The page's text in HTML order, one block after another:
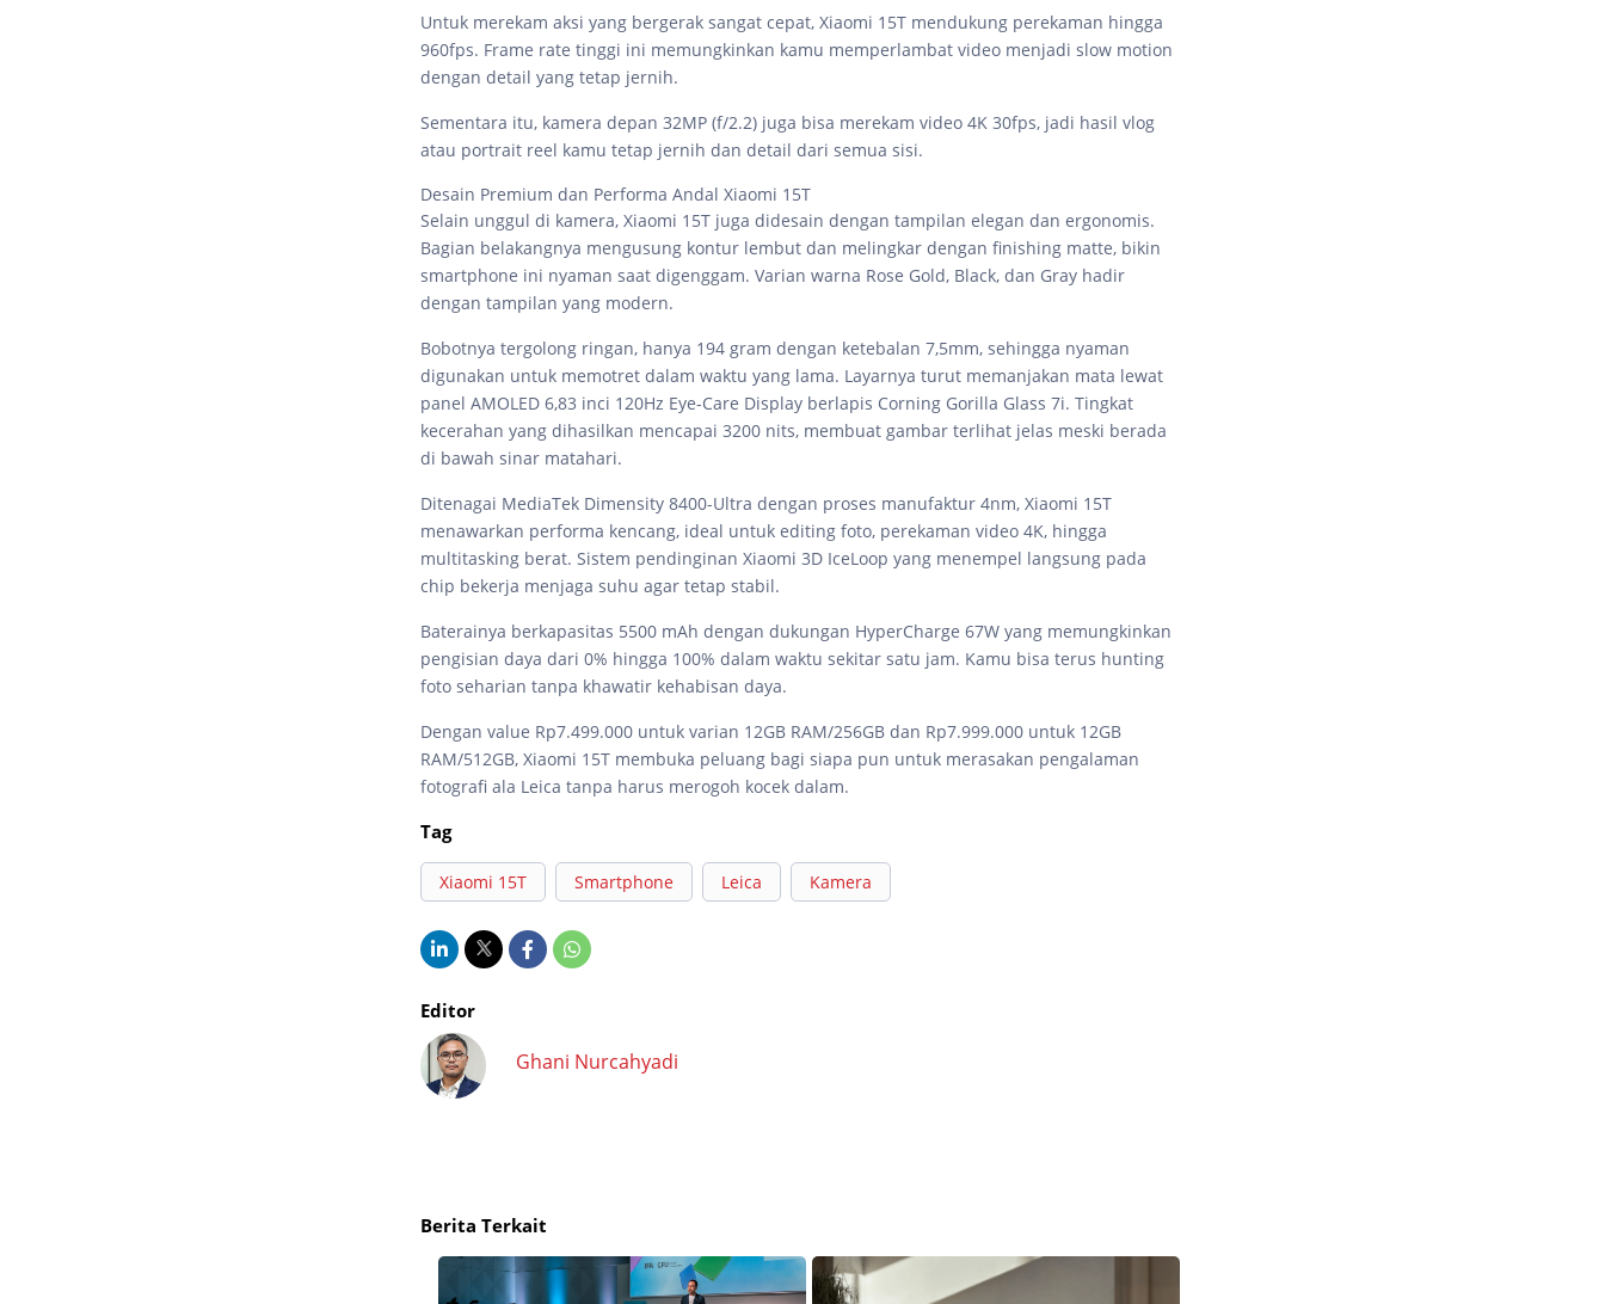
Untuk merekam aksi yang bergerak sangat cepat, Xiaomi 15T mendukung perekaman hingga
960fps. Frame rate tinggi ini memungkinkan kamu memperlambat video menjadi slow motion
dengan detail yang tetap jernih.
Sementara itu, kamera depan 32MP (f/2.2) juga bisa merekam video 4K 30fps, jadi hasil vlog
atau portrait reel kamu tetap jernih dan detail dari semua sisi.
Desain Premium dan Performa Andal Xiaomi 15T
Selain unggul di kamera, Xiaomi 15T juga didesain dengan tampilan elegan dan ergonomis.
Bagian belakangnya mengusung kontur lembut dan melingkar dengan finishing matte, bikin
smartphone ini nyaman saat digenggam. Varian warna Rose Gold, Black, dan Gray hadir
dengan tampilan yang modern.
Bobotnya tergolong ringan, hanya 194 gram dengan ketebalan 7,5mm, sehingga nyaman
digunakan untuk memotret dalam waktu yang lama. Layarnya turut memanjakan mata lewat
panel AMOLED 6,83 inci 120Hz Eye-Care Display berlapis Corning Gorilla Glass 7i. Tingkat
kecerahan yang dihasilkan mencapai 3200 nits, membuat gambar terlihat jelas meski berada
di bawah sinar matahari.
Ditenagai MediaTek Dimensity 8400-Ultra dengan proses manufaktur 4nm, Xiaomi 15T
menawarkan performa kencang, ideal untuk editing foto, perekaman video 4K, hingga
multitasking berat. Sistem pendinginan Xiaomi 3D IceLoop yang menempel langsung pada
chip bekerja menjaga suhu agar tetap stabil.
Baterainya berkapasitas 5500 mAh dengan dukungan HyperCharge 67W yang memungkinkan
pengisian daya dari 0% hingga 100% dalam waktu sekitar satu jam. Kamu bisa terus hunting
foto seharian tanpa khawatir kehabisan daya.
Dengan value Rp7.499.000 untuk varian 12GB RAM/256GB dan Rp7.999.000 untuk 12GB
RAM/512GB, Xiaomi 15T membuka peluang bagi siapa pun untuk merasakan pengalaman
fotografi ala Leica tanpa harus merogoh kocek dalam.
Tag
Xiaomi 15T Smartphone Leica Kamera
Editor
Ghani Nurcahyadi
Berita Terkait